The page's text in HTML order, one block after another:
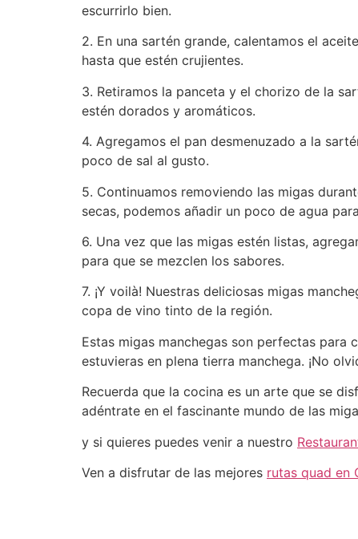
escurrirlo bien.
2. En una sartén grande, calentamos el
hasta que estén crujientes.
3. Retiramos la panceta y el chorizo de la
estén dorados y aromáticos.
4. Agregamos el pan desmenuzado a la
poco de sal al gusto.
5. Continuamos removiendo las migas
secas, podemos añadir un poco de agua
6. Una vez que las migas estén listas,
para que se mezclen los sabores.
7. ¡Y voilà! Nuestras deliciosas migas
copa de vino tinto de la región.
Estas migas manchegas son perfectas
estuvieras en plena tierra manchega. ¡No
Recuerda que la cocina es un arte que se
adéntrate en el fascinante mundo de las
y si quieres puedes venir a nuestro
Ven a disfrutar de las mejores rutas quad en